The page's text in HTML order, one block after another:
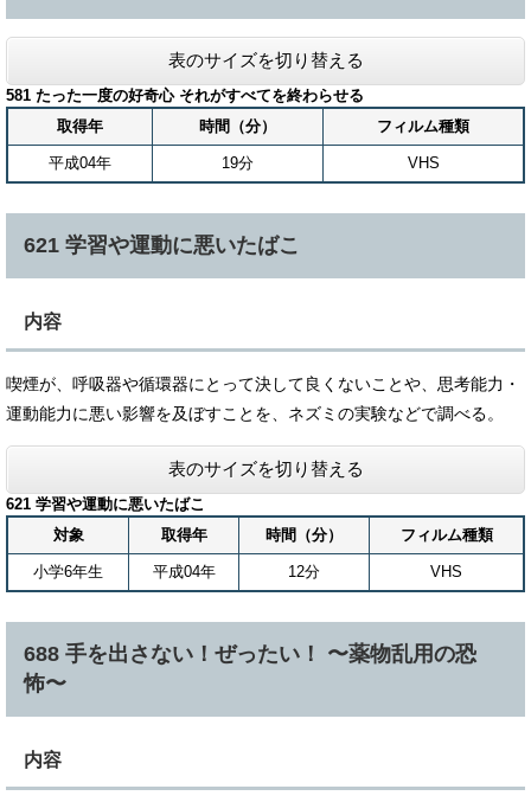
表のサイズを切り替える
581 たった一度の好奇心 それがすべてを終わらせる
取得年
時間（分） フィルム種類
平成04年 19分 VHS
621 学習や運動に悪いたばこ
内容
喫煙が、呼吸器や循環器にとって決して良くないことや、思考能力・
運動能力に悪い影響を及ぼすことを、ネズミの実験などで調べる。
表のサイズを切り替える
621 学習や運動に悪いたばこ
対象
取得年 時間（分） フィルム種類
小学6年生 平成04年 12分 VHS
688 手を出さない！ぜったい！ 〜薬物乱用の恐
怖〜
内容